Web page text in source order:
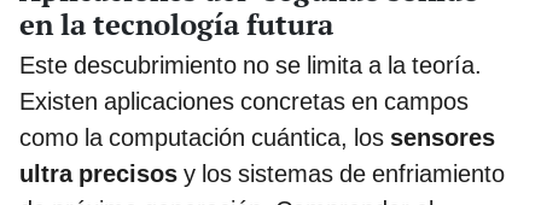
en la tecnología futura
Este descubrimiento no se limita a la teoría.
Existen aplicaciones concretas en campos
como la computación cuántica, los sensores
ultra precisos y los sistemas de enfriamiento